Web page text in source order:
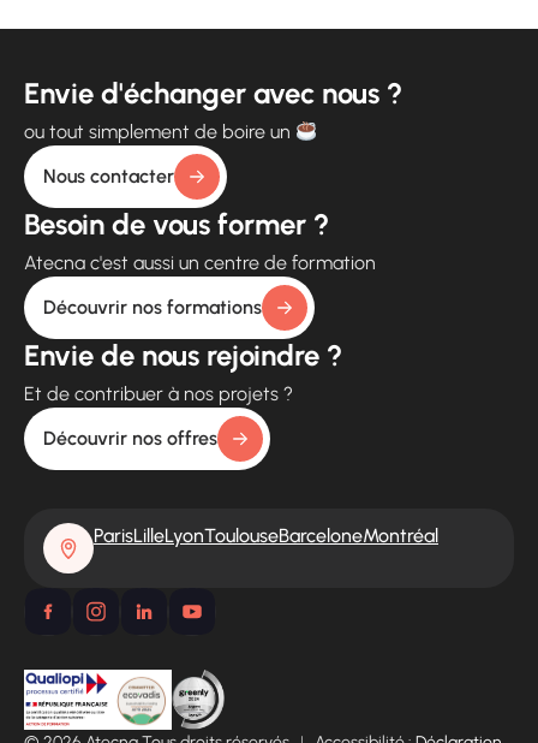
Envie d'échanger avec nous ?
ou tout simplement de boire un
Nous contacter
Besoin de vous former ?
Atecna c'est aussi un centre de formation
Découvrir nos formations
Envie de nous rejoindre ?
Et de contribuer à nos projets ?
Découvrir nos offres
ParisLilleLyonToulouseBarceloneMontréal